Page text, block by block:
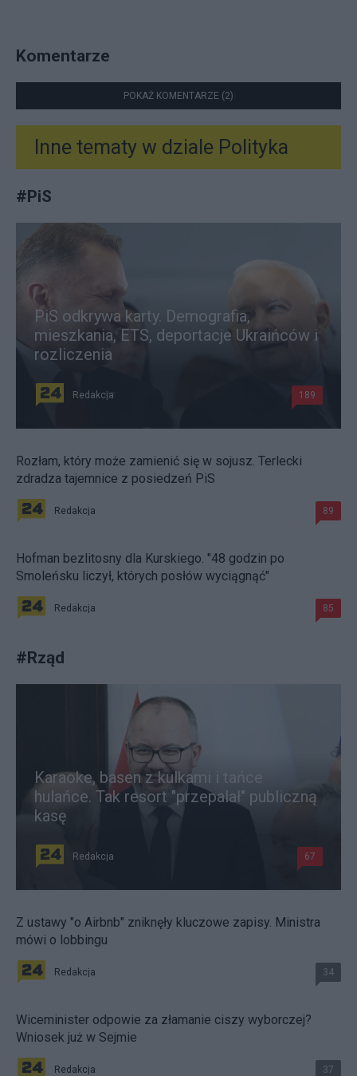
Komentarze
POKAŻ KOMENTARZE (2)
Inne tematy w dziale Polityka
#PiS
PiS odkrywa karty. Demografia,
mieszkania, ETS, deportacje Ukraińców i
rozliczenia
Redakcja 189
Rozłam, który może zamienić się w sojusz. Terlecki
zdradza tajemnice z posiedzeń PiS
Redakcja 89
Hofman bezlitosny dla Kurskiego. "48 godzin po
Smoleńsku liczył, których posłów wyciągnąć"
Redakcja 85
#Rząd
Karaoke, basen z kulkami i tańce
hulańce. Tak resort "przepalał" publiczną
kasę
Redakcja 67
Z ustawy "o Airbnb" zniknęły kluczowe zapisy. Ministra
mówi o lobbingu
Redakcja 34
Wiceminister odpowie za złamanie ciszy wyborczej?
Wniosek już w Sejmie
Redakcja 37